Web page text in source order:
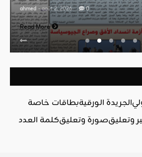
ahmed - août 2, 2026 0
Read More
الجريدة الورقيةبطاقات خاصة
وتعليقصورة وتعليقكلمة العدد